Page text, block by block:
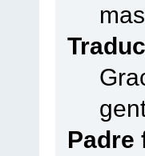
Padre